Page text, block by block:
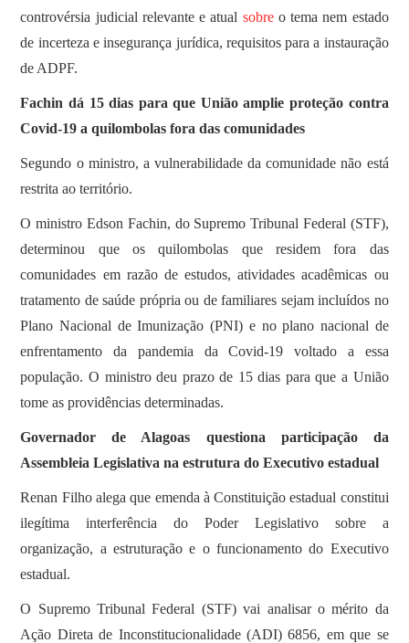
controvérsia judicial relevante e atual sobreo tema nem estado
de incerteza e insegurança jurídica, requisitos para a instauração
de ADPF.
Fachin dá 15 dias para que União amplie proteção contra
Covid-19 a quilombolas fora das comunidades
Segundo o ministro, a vulnerabilidade da comunidade não está
restrita ao território.
O ministro Edson Fachin, do Supremo Tribunal Federal (STF),
determinou que os quilombolas que residem fora das
comunidades em razão de estudos, atividades acadêmicas ou
tratamento de saúde própria ou de familiares sejam incluídos no
Plano Nacional de Imunização (PNI) e no plano nacional de
enfrentamento da pandemia da Covid-19 voltado a essa
população. O ministro deu prazo de 15 dias para que a União
tome as providências determinadas.
Governador de Alagoas questiona participação da
Assembleia Legislativa na estrutura do Executivo estadual
Renan Filho alega que emenda à Constituição estadual constitui
ilegítima interferência do Poder Legislativo sobre a
organização, a estruturação e o funcionamento do Executivo
estadual.
O Supremo Tribunal Federal (STF) vai analisar o mérito da
Ação Direta de Inconstitucionalidade (ADI) 6856, em que se